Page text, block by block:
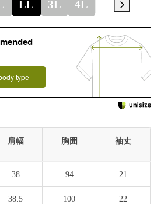
LL 3L 4L
type
肩幅 胸囲 袖丈
38 94 21
38.5 100 22